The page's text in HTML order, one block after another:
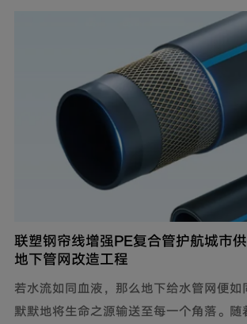
联塑钢帘线增强PE复合管护航城市
地下管网改造工程
若水流如同血液，那么地下给水管网便如
默默地将生命之源输送至每一个角落。随